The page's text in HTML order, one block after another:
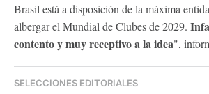
Brasil está a disposición de la máxima
albergar el Mundial de Clubes de 2029.
contento y muy receptivo a la idea",
SELECCIONES EDITORIALES